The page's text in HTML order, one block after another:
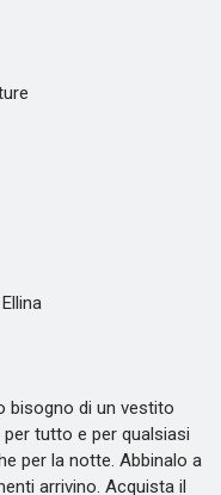
di un vestito
tutto e per qualsiasi
per la notte. Abbinalo a
arrivino. Acquista il